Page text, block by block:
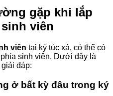
gặp khi lắp
viên
viên tại ký túc xá, có thể có
sinh viên. Dưới đây là
đáp:
ở bất kỳ đâu trong ký